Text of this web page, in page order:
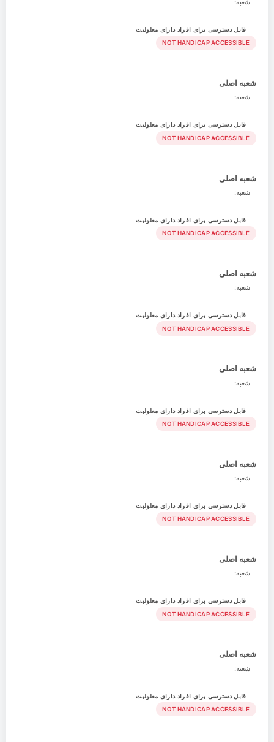
شعبه:
قابل دسترسی برای افراد دارای معلولیت
NOT HANDICAP ACCESSIBLE
شعبه اصلی
شعبه:
قابل دسترسی برای افراد دارای معلولیت
NOT HANDICAP ACCESSIBLE
شعبه اصلی
شعبه:
قابل دسترسی برای افراد دارای معلولیت
NOT HANDICAP ACCESSIBLE
شعبه اصلی
شعبه:
قابل دسترسی برای افراد دارای معلولیت
NOT HANDICAP ACCESSIBLE
شعبه اصلی
شعبه:
قابل دسترسی برای افراد دارای معلولیت
NOT HANDICAP ACCESSIBLE
شعبه اصلی
شعبه:
قابل دسترسی برای افراد دارای معلولیت
NOT HANDICAP ACCESSIBLE
شعبه اصلی
شعبه:
قابل دسترسی برای افراد دارای معلولیت
NOT HANDICAP ACCESSIBLE
شعبه اصلی
شعبه:
قابل دسترسی برای افراد دارای معلولیت
NOT HANDICAP ACCESSIBLE